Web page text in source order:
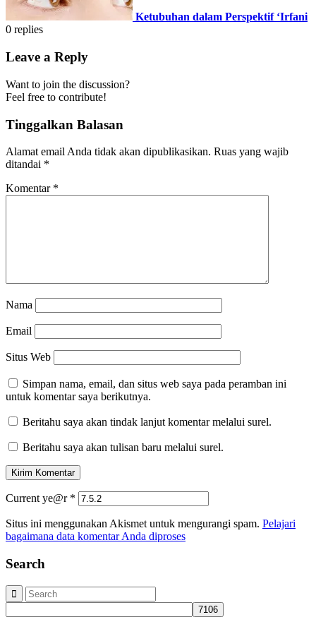
Ketubuhan dalam Perspektif ‘Irfani
0 replies
Leave a Reply
Want to join the discussion?
Feel free to contribute!
Tinggalkan Balasan
Alamat email Anda tidak akan dipublikasikan. Ruas yang wajib
ditandai *
Komentar *
Nama
Email
Situs Web
Simpan nama, email, dan situs web saya pada peramban ini
untuk komentar saya berikutnya.
Beritahu saya akan tindak lanjut komentar melalui surel.
Beritahu saya akan tulisan baru melalui surel.
Current ye@r *
Situs ini menggunakan Akismet untuk mengurangi spam. Pelajari
bagaimana data komentar Anda diproses
Search